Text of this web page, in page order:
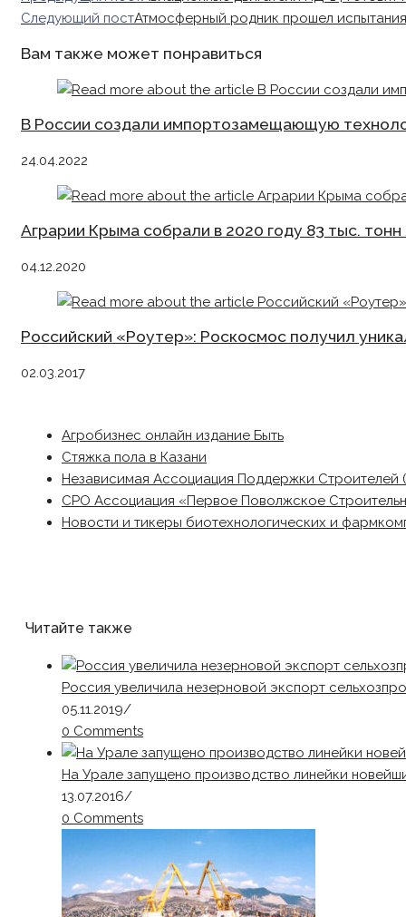
more
Следующий постАтмосферный родник прошел
Вам также может понравиться
В России создали импортозамещающую
24.04.2022
Аграрии Крыма собрали в 2020 году 83 тыс. тонн
04.12.2020
Российский «Роутер»: Роскосмос получил
02.03.2017
Агробизнес онлайн издание Быть
Стяжка пола в Казани
Независимая Ассоциация Поддержки Строителей
СРО Ассоциация «Первое Поволжское
Новости и тикеры биотехнологических и
Читайте также
Россия увеличила незерновой экспорт
05.11.2019/
0 Comments
На Урале запущено производство линейки
13.07.2016/
0 Comments